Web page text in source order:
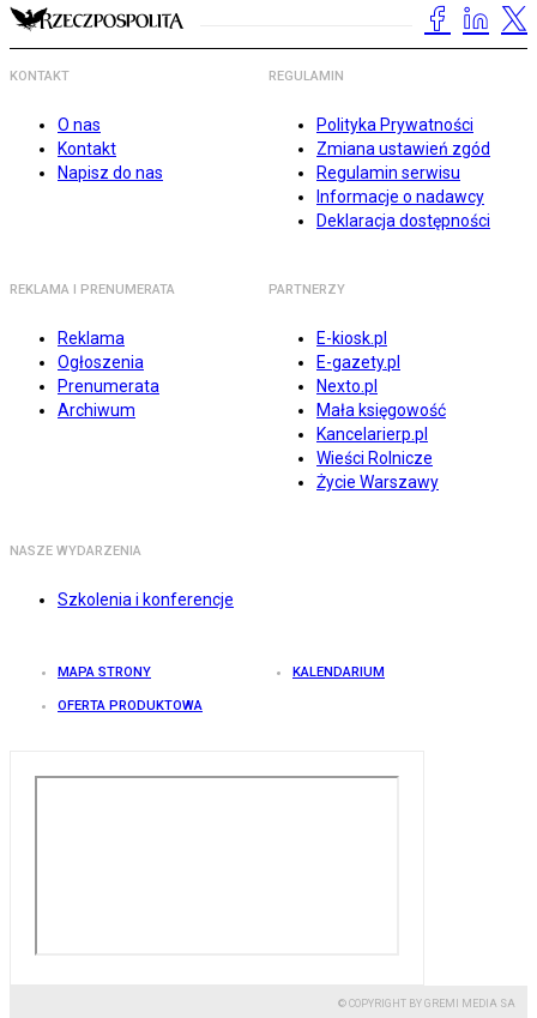
KONTAKT
O nas
Kontakt
Napisz do nas
REGULAMIN
Polityka Prywatności
Zmiana ustawień zgód
Regulamin serwisu
Informacje o nadawcy
Deklaracja dostępności
REKLAMA I PRENUMERATA
Reklama
Ogłoszenia
Prenumerata
Archiwum
PARTNERZY
E-kiosk.pl
E-gazety.pl
Nexto.pl
Mała księgowość
Kancelarierp.pl
Wieści Rolnicze
Życie Warszawy
NASZE WYDARZENIA
Szkolenia i konferencje
MAPA STRONY KALENDARIUM
OFERTA PRODUKTOWA
© COPYRIGHT BY GREMI MEDIA SA